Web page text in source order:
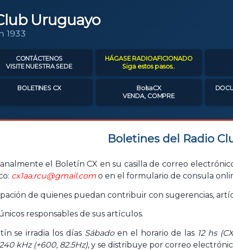
Uruguayo
1933
CONTÁCTENOS
VISITE NUESTRA SEDE
HÁGASE RADIOAFICIONADO
Siga estos pasos..
BOLETINES CX
BolsaCX
VENDA, COMPRE
Boletines del Radio
el Boletín CX en su casilla de correo
cx1aa.rcu@gmail.com o en el formulario de consula
de quienes puedan contribuir con sugerencias,
responsables de sus artículos.
se irradia los días Sábadoen el horario de las 12 hs
kHz (+600, 82.5Hz), y se distribuye por correo